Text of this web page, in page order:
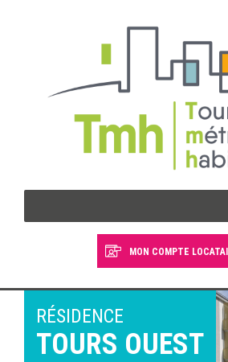
MON COMPTE
Devenir locataire
RÉSIDENCE
TOURS OUEST